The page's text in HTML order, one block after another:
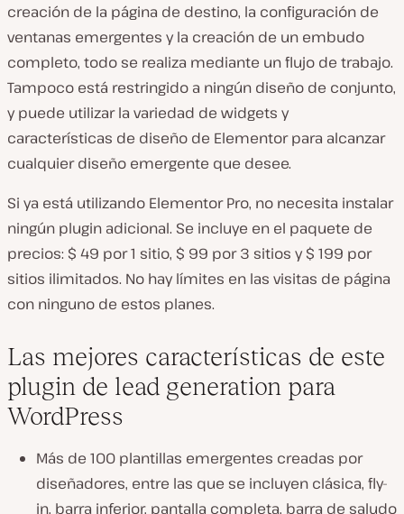
creación de la página de destino, la configuración de
ventanas emergentes y la creación de un embudo
completo, todo se realiza mediante un flujo de trabajo.
Tampoco está restringido a ningún diseño de conjunto,
y puede utilizar la variedad de widgets y
características de diseño de Elementor para alcanzar
cualquier diseño emergente que desee.
Si ya está utilizando Elementor Pro, no necesita instalar
ningún plugin adicional. Se incluye en el paquete de
precios: $ 49 por 1 sitio, $ 99 por 3 sitios y $ 199 por
sitios ilimitados. No hay límites en las visitas de página
con ninguno de estos planes.
Las mejores características de este
plugin de lead generation para
WordPress
Más de 100 plantillas emergentes creadas por
diseñadores, entre las que se incluyen clásica, fly-
in, barra inferior, pantalla completa, barra de saludo